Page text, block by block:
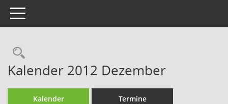
Toggle navigation
Rechercheauswahl
Kalender 2012 Dezember
Kalender Termine